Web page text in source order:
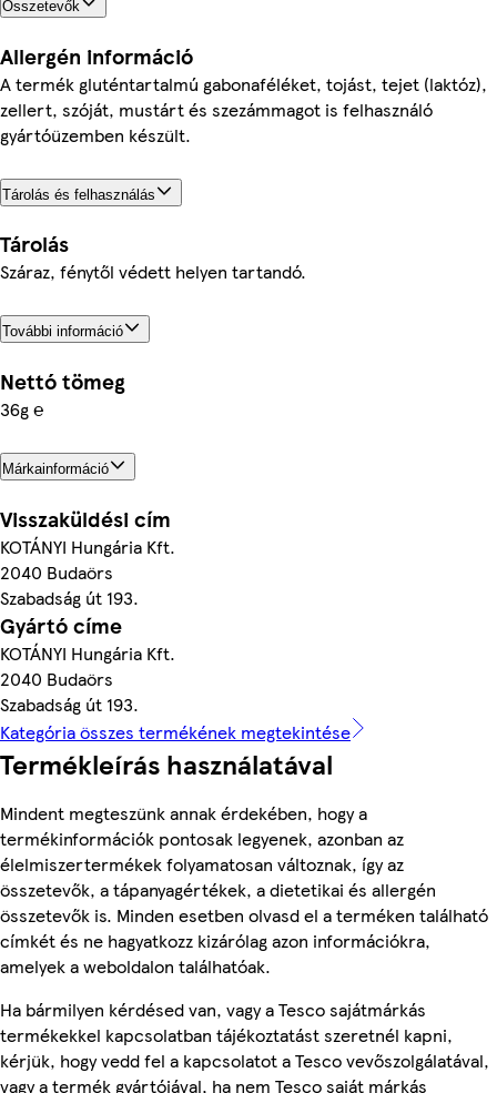
Összetevők
Allergén információ
A termék gluténtartalmú gabonaféléket, tojást, tejet (laktóz),
zellert, szóját, mustárt és szezámmagot is felhasználó
gyártóüzemben készült.
Tárolás és felhasználás
Tárolás
Száraz, fénytől védett helyen tartandó.
További információ
Nettó tömeg
36g ℮
Márkainformáció
Visszaküldési cím
KOTÁNYI Hungária Kft.
2040 Budaörs
Szabadság út 193.
Gyártó címe
KOTÁNYI Hungária Kft.
2040 Budaörs
Szabadság út 193.
Kategória összes termékének megtekintése
Termékleírás használatával
Mindent megteszünk annak érdekében, hogy a
termékinformációk pontosak legyenek, azonban az
élelmiszertermékek folyamatosan változnak, így az
összetevők, a tápanyagértékek, a dietetikai és allergén
összetevők is. Minden esetben olvasd el a terméken található
címkét és ne hagyatkozz kizárólag azon információkra,
amelyek a weboldalon találhatóak.
Ha bármilyen kérdésed van, vagy a Tesco sajátmárkás
termékekkel kapcsolatban tájékoztatást szeretnél kapni,
kérjük, hogy vedd fel a kapcsolatot a Tesco vevőszolgálatával,
vagy a termék gyártójával, ha nem Tesco saját márkás